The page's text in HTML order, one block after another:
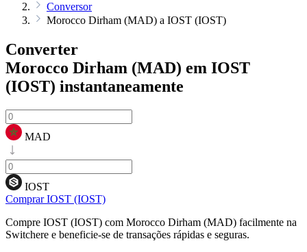
Conversor
Morocco Dirham (MAD) a IOST (IOST)
Converter
Morocco Dirham (MAD) em IOST
(IOST) instantaneamente
MAD
IOST
Comprar IOST (IOST)
Compre IOST (IOST) com Morocco Dirham (MAD) facilmente na
Switchere e beneficie-se de transações rápidas e seguras.